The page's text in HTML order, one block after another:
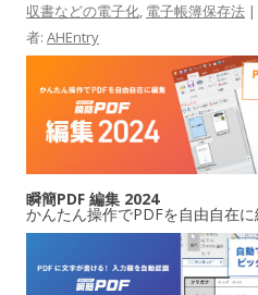
収書などの電子化, 電子帳簿保存法 |
者: AHEntry
瞬簡PDF 編集 2024
かんたん操作でPDFを自由自在